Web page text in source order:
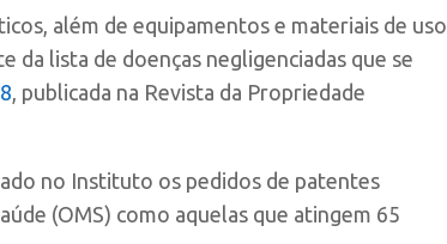
além de equipamentos e materiais de uso
da lista de doenças negligenciadas que se
, publicada na Revista da Propriedade
no Instituto os pedidos de patentes
(OMS) como aquelas que atingem 65